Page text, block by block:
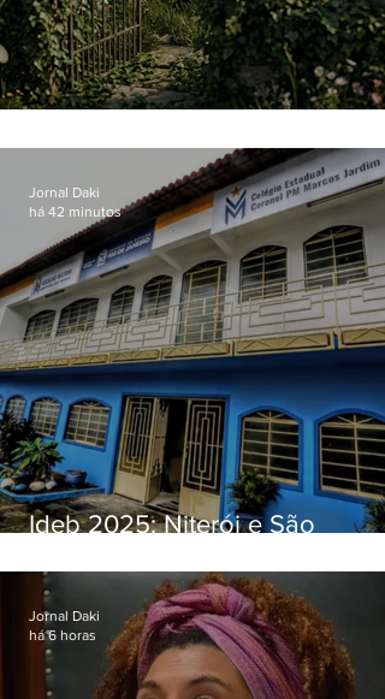
Ideb 2025: Niterói e São
distintos no ensino médio; veja
Jornal Daki
há 42 minutos
Jornal Daki
há 6 horas